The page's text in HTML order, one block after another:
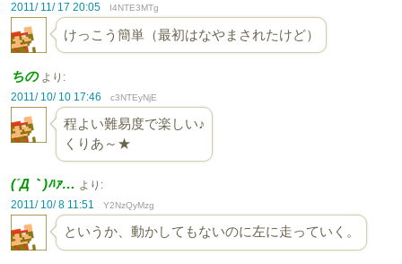
2011/ 11/ 17 20:05
I4NTE3MTg
けっこう簡単（最初はなやまされたけど）
ちの より:
2011/ 10/ 10 17:46
c3NTEyNjE
程よい難易度で楽しい♪
くりあ～★
(´Д｀)ﾊｧ… より:
2011/ 10/ 8 11:51
Y2NzQyMzg
というか、動かしてもないのに左に走っていく。